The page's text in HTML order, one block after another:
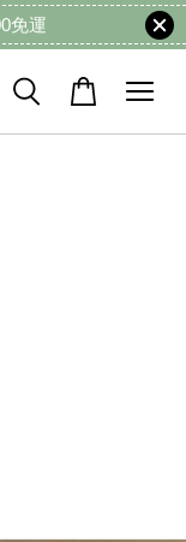
免運